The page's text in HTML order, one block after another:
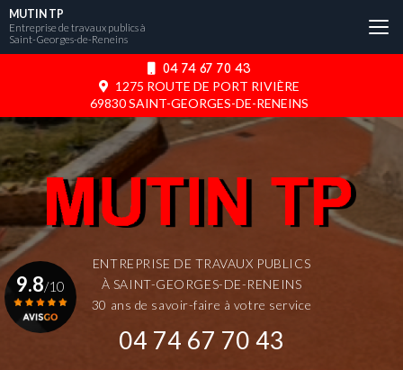
Aller
au
contenu
04 74 67 70 43
1275 ROUTE DE PORT RIVIÈRE
69830 SAINT-GEORGES-DE-RENEINS
MUTIN TP
Entreprise de travaux publics à
Saint-Georges-de-Reneins
ENTREPRISE DE TRAVAUX PUBLICS
À SAINT-GEORGES-DE-RENEINS
30 ans de savoir-faire à votre service
04 74 67 70 43
9.8/10